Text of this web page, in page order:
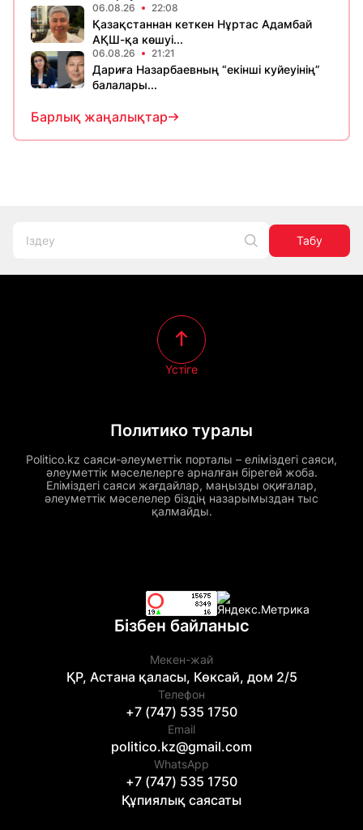
06.08.26 22:08
Қазақстаннан кеткен Нұртас Адамбай
АҚШ-қа көшуі...
06.08.26 21:21
Дариға Назарбаевның “екінші куйеуінің”
балалары...
Барлық жаңалықтар
Табу
Политико туралы
Politico.kz саяси-әлеуметтік порталы – еліміздегі саяси,
әлеуметтік мәселелерге арналған бірегей жоба.
Еліміздегі саяси жағдайлар, маңызды оқиғалар,
әлеуметтік мәселелер біздің назарымыздан тыс
қалмайды.
Үстіге
Бізбен байланыс
Мекен-жай
ҚР, Астана қаласы, Көксай, дом 2/5
Телефон
+7 (747) 535 1750
Email
politico.kz@gmail.com
WhatsApp
+7 (747) 535 1750
Құпиялық саясаты